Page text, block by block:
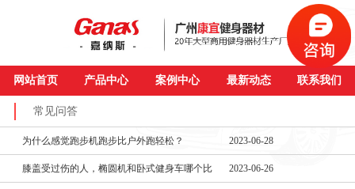
网站首页 产品中心 案例中心 最新动态 联系我们
常见问答
为什么感觉跑步机跑步比户外跑轻松？ 2023-06-28
膝盖受过伤的人，椭圆机和卧式健身车哪个比 2023-06-26